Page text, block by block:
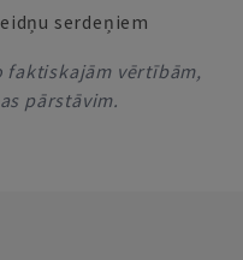
serdeņiem
vērtībām,
pārstāvim.